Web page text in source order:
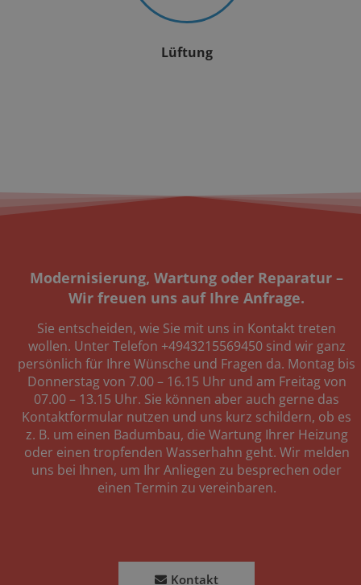
Lüftung
Modernisierung, Wartung oder Reparatur –
Wir freuen uns auf Ihre Anfrage.
Sie entscheiden, wie Sie mit uns in Kontakt treten
wollen. Unter Telefon +4943215569450 sind wir ganz
persönlich für Ihre Wünsche und Fragen da. Montag bis
Donnerstag von 7.00 – 16.15 Uhr und am Freitag von
07.00 – 13.15 Uhr. Sie können aber auch gerne das
Kontaktformular nutzen und uns kurz schildern, ob es
z. B. um einen Badumbau, die Wartung Ihrer Heizung
oder einen tropfenden Wasserhahn geht. Wir melden
uns bei Ihnen, um Ihr Anliegen zu besprechen oder
einen Termin zu vereinbaren.
Kontakt